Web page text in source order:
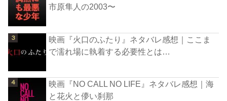
市原隼人の2003〜
映画『火口のふたり』ネタバレ感想｜ここま
で濡れ場に執着する必要性とは…
映画『NO CALL NO LIFE』ネタバレ感想｜海
と花火と儚い刹那